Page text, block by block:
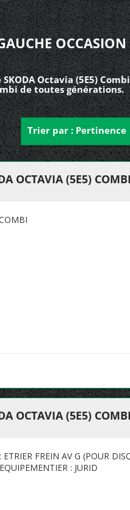
Octavia (5E5)
de toutes générations.
Trier par : Pertinence
OCTAVIA (5E5) COMBI
OCTAVIA (5E5) COMBI
FREIN AV G (POUR
: JURID